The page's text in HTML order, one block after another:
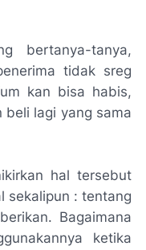
bertanya-tanya,
tidak sreg
kan bisa habis,
beli lagi yang sama
hal tersebut
sekalipun : tentang
Bagaimana
ketika